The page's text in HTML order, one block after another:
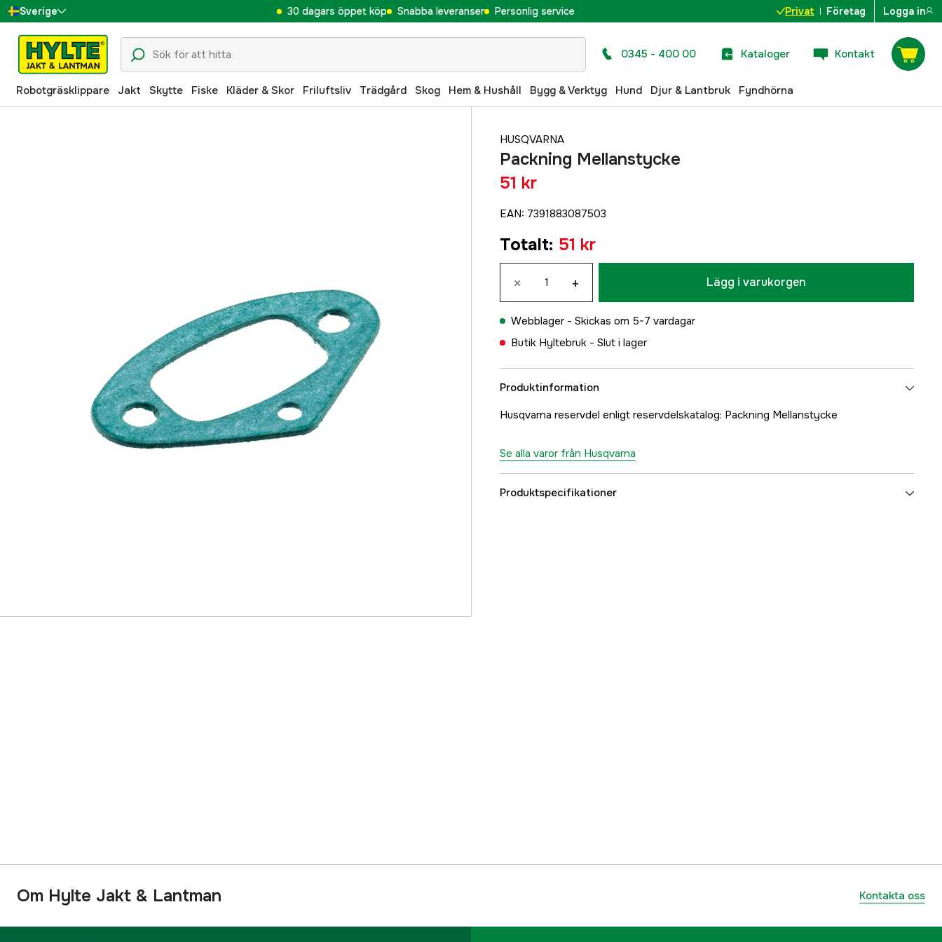
Sverige
Danmark
Suomi
Norge
30 dagars öppet köp Snabba leveranser Personlig service Privat Företag Logga in
0345 - 400 00 Kataloger Kontakt
Robotgräsklippare Jakt Skytte Fiske Kläder & Skor Friluftsliv Trädgård Skog Hem & Hushåll Bygg & Verktyg Hund Djur & Lantbruk Fyndhörna
HUSQVARNA
Packning Mellanstycke
51 kr
EAN: 7391883087503
Totalt: 51 kr
× + Lägg i varukorgen
Webblager - Skickas om 5-7 vardagar
Butik Hyltebruk - Slut i lager
Produktinformation
Husqvarna reservdel enligt reservdelskatalog: Packning Mellanstycke
Se alla varor från Husqvarna
Produktspecifikationer
Om Hylte Jakt & Lantman Kontakta oss